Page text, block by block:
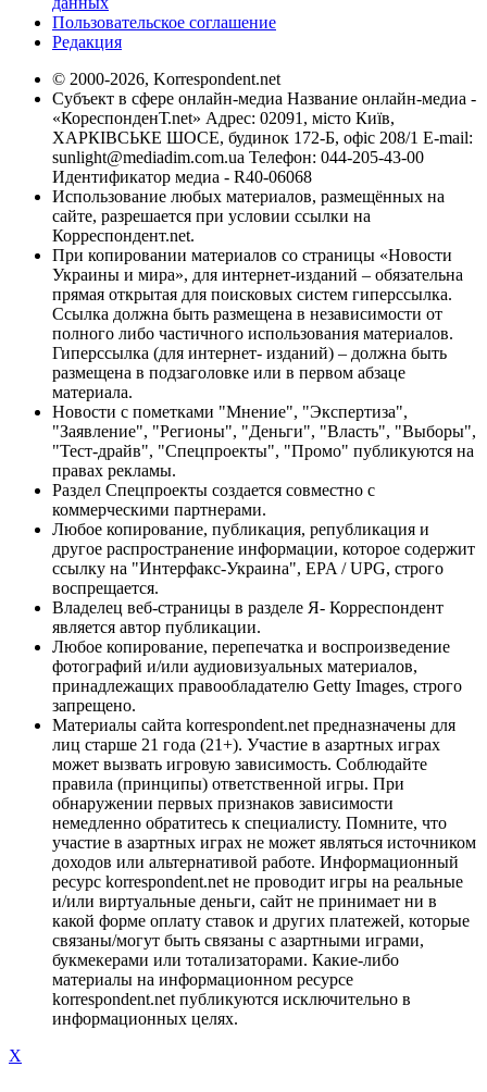
Пользовательское соглашение
Редакция
© 2000-2026, Korrespondent.net
Субъект в сфере онлайн-медиа Название онлайн-медиа -
«КореспонденТ.net» Адрес: 02091, місто Київ,
ХАРКІВСЬКЕ ШОСЕ, будинок 172-Б, офіс 208/1 E-mail:
sunlight@mediadim.com.ua Телефон: 044-205-43-00
Идентификатор медиа - R40-06068
Использование любых материалов, размещённых на
сайте, разрешается при условии ссылки на
Корреспондент.net.
При копировании материалов со страницы «Новости
Украины и мира», для интернет-изданий – обязательна
прямая открытая для поисковых систем гиперссылка.
Ссылка должна быть размещена в независимости от
полного либо частичного использования материалов.
Гиперссылка (для интернет- изданий) – должна быть
размещена в подзаголовке или в первом абзаце
материала.
Новости с пометками "Мнение", "Экспертиза",
"Заявление", "Регионы", "Деньги", "Власть", "Выборы",
"Тест-драйв", "Спецпроекты", "Промо" публикуются на
правах рекламы.
Раздел Спецпроекты создается совместно с
коммерческими партнерами.
Любое копирование, публикация, републикация и
другое распространение информации, которое содержит
ссылку на "Интерфакс-Украина", EPA / UPG, строго
воспрещается.
Владелец веб-страницы в разделе Я- Корреспондент
является автор публикации.
Любое копирование, перепечатка и воспроизведение
фотографий и/или аудиовизуальных материалов,
принадлежащих правообладателю Getty Images, строго
запрещено.
Материалы сайта korrespondent.net предназначены для
лиц старше 21 года (21+). Участие в азартных играх
может вызвать игровую зависимость. Соблюдайте
правила (принципы) ответственной игры. При
обнаружении первых признаков зависимости
немедленно обратитесь к специалисту. Помните, что
участие в азартных играх не может являться источником
доходов или альтернативой работе. Информационный
ресурс korrespondent.net не проводит игры на реальные
и/или виртуальные деньги, сайт не принимает ни в
какой форме оплату ставок и других платежей, которые
связаны/могут быть связаны с азартными играми,
букмекерами или тотализаторами. Какие-либо
материалы на информационном ресурсе
korrespondent.net публикуются исключительно в
информационных целях.
X